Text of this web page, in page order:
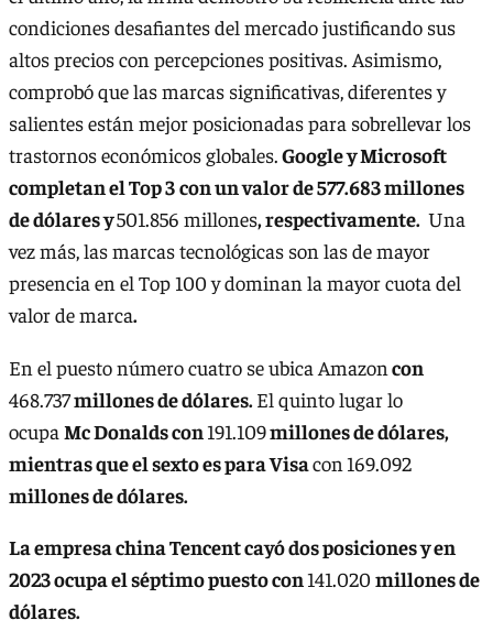
condiciones desafiantes del mercado justificando sus
altos precios con percepciones positivas. Asimismo,
comprobó que las marcas significativas, diferentes y
salientes están mejor posicionadas para sobrellevar los
trastornos económicos globales.Google y Microsoft
completan el Top 3con un valor de 577.683millones
de dólares y501.856 millones, respectivamente. Una
vez más, las marcas tecnológicas son las de mayor
presencia en el Top 100 y dominan la mayor cuota del
valor de marca.
En el puesto número cuatro se ubica Amazon con
468.737millones de dólares.El quinto lugar lo
ocupa Mc Donalds con191.109millones de dólares,
mientras que el sexto es para Visacon 169.092
millones de dólares.
La empresa china Tencent cayó dos posiciones y en
2023 ocupa el séptimo puesto con141.020 millones de
dólares.